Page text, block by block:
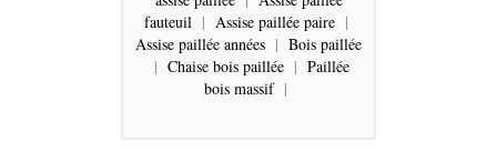
fauteuil | Assise paillée paire |
Assise paillée années | Bois paillée
| Chaise bois paillée | Paillée
bois massif |